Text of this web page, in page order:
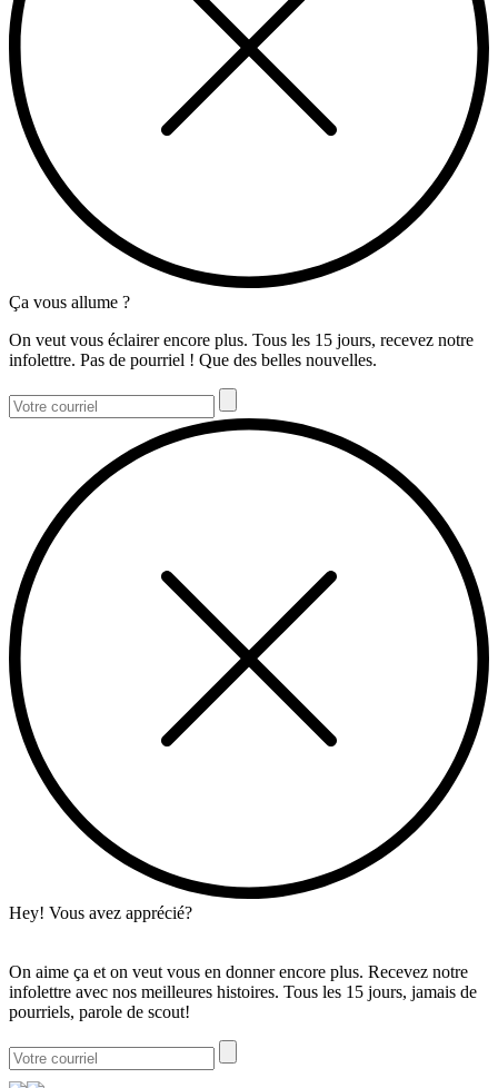
Ça vous allume ?
On veut vous éclairer encore plus. Tous les 15 jours, recevez notre
infolettre. Pas de pourriel ! Que des belles nouvelles.
Hey! Vous avez apprécié?
On aime ça et on veut vous en donner encore plus. Recevez notre
infolettre avec nos meilleures histoires. Tous les 15 jours, jamais de
pourriels, parole de scout!